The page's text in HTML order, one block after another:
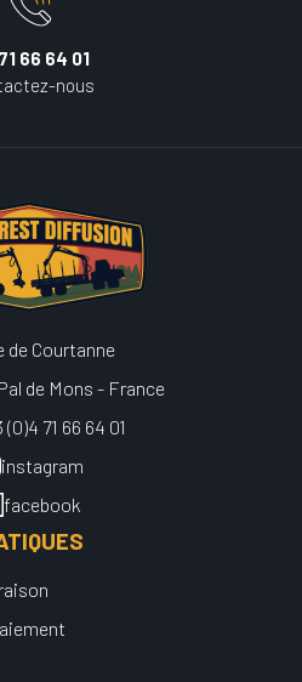
66 64 01
nous
de Courtanne
de Mons - France
71 66 64 01
instagram
facebook